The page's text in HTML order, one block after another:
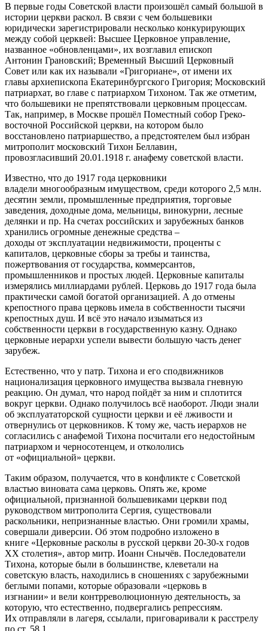
​В первые годы Советской власти произошёл самый большой в
истории церкви раскол. В связи с чем большевики
юридически зарегистрировали несколько конкурирующих
между собой церквей: Высшее Церковное управление,
названное «обновленцами», их возглавил епископ
Антонин Грановский; Временный Высший Церковный
Совет или как их называли «Григориане», от имени их
главы архиепископа Екатеринбургского Григория; Московский
патриархат, во главе с патриархом Тихоном. Так же отметим,
что большевики не препятствовали церковным процессам.
Так, например, в Москве прошёл Поместный собор Греко-
восточной Российской церкви, на котором было
восстановлено патриаршество, а предстоятелем был избран
митрополит московский Тихон Беллавин,
провозгласивший 20.01.1918 г. анафему советской власти.
​Известно, что до 1917 года церковники
владели многообразным имуществом, среди которого 2,5 млн.
десятин земли, промышленные предприятия, торговые
заведения, доходные дома, мельницы, винокурни, лесные
делянки и пр. На счетах российских и зарубежных банков
хранились огромные денежные средства –
доходы от эксплуатации недвижимости, проценты с
капиталов, церковные сборы за требы и таинства,
пожертвования от государства, коммерсантов,
промышленников и простых людей. Церковные капиталы
измерялись миллиардами рублей. Церковь до 1917 года была
практически самой богатой организацией. А до отмены
крепостного права церковь имела в собственности тысячи
крепостных душ. И всё это начало изыматься из
собственности церкви в государственную казну. Однако
церковные иерархи успели вывести большую часть денег
зарубеж.
​Естественно, что у патр. Тихона и его сподвижников
национализация церковного имущества вызвала гневную
реакцию. Он думал, что народ пойдёт за ним и сплотится
вокруг церкви. Однако получилось всё наоборот. Люди знали
об эксплуататорской сущности церкви и её лживости и
отвернулись от церковников. К тому же, часть иерархов не
согласились с анафемой Тихона посчитали его недостойным
патриархом и черносотенцем, и откололись
от «официальной» церкви.
​Таким образом, получается, что в конфликте с Советской
властью виновата сама церковь. Опять же, кроме
официальной, признанной большевиками церкви под
руководством митрополита Сергия, существовали
раскольники, непризнанные властью. Они громили храмы,
совершали диверсии. Об этом подробно изложено в
книге «Церковные расколы в русской церкви 20-30-х годов
XX столетия», автор митр. Иоанн Снычёв. Последователи
Тихона, которые были в большинстве, клеветали на
советскую власть, находились в сношениях с зарубежными
беглыми попами, которые образовали «церковь в
изгнании» и вели контрреволюционную деятельность, за
которую, что естественно, подвергались репрессиям.
Их отправляли в лагеря, ссылали, приговаривали к расстрелу
по ст. 58.1.